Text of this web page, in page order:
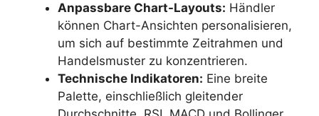
Anpassbare Chart-Layouts: Händler
können Chart-Ansichten personalisieren,
um sich auf bestimmte Zeitrahmen und
Handelsmuster zu konzentrieren.
Technische Indikatoren: Eine breite
Palette, einschließlich gleitender